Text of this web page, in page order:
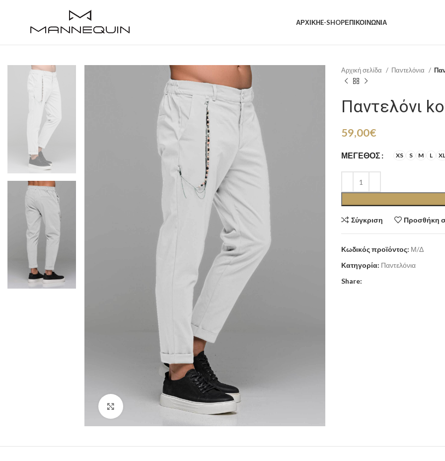
ΑΡΧΙΚΗE-SHOPΕΠΙΚΟΙΝΩΝΙΑ
Click to enlarge
Αρχική σελίδα Παντελόνια
Παντελόνι
59,00€
ΜΈΓΕΘΟΣ XS S M L XL
Σύγκριση Προσθήκη
Κωδικός προϊόντος: Μ/Δ
Κατηγορία: Παντελόνια
Share: